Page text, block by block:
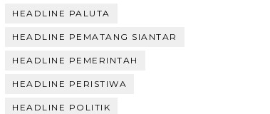
HEADLINE PALUTA
HEADLINE PEMATANG SIANTAR
HEADLINE PEMERINTAH
HEADLINE PERISTIWA
HEADLINE POLITIK